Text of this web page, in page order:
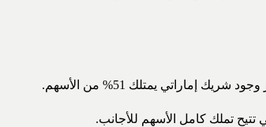
يمتلك 51% من الأسهم.
تملك كامل الأسهم للأجانب.